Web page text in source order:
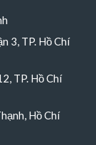
3, TP. Hồ Chí
TP. Hồ Chí
Hồ Chí